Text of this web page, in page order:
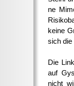
ne
keine
sich die
Die
auf
nicht